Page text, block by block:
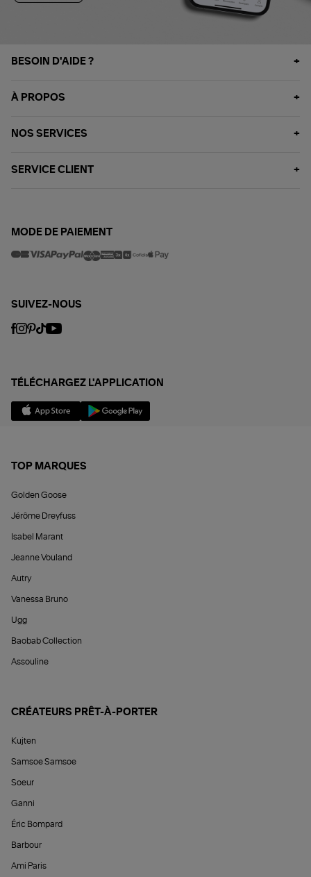
BESOIN D'AIDE ?
À PROPOS
NOS SERVICES
SERVICE CLIENT
MODE DE PAIEMENT
SUIVEZ-NOUS
TÉLÉCHARGEZ L'APPLICATION
TOP MARQUES
Golden Goose
Jérôme Dreyfuss
Isabel Marant
Jeanne Vouland
Autry
Vanessa Bruno
Ugg
Baobab Collection
Assouline
CRÉATEURS PRÊT-À-PORTER
Kujten
Samsoe Samsoe
Soeur
Ganni
Éric Bompard
Barbour
Ami Paris